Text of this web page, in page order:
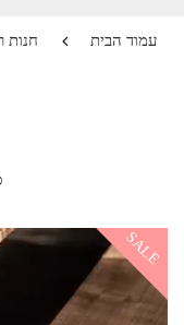
עמוד הבית חנות
SALE